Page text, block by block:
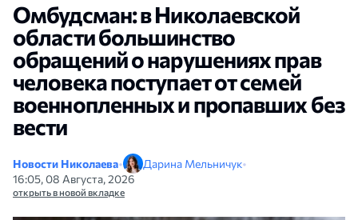
Омбудсман: в Николаевской
области большинство
обращений о нарушениях прав
человека поступает от семей
военнопленных и пропавших без
вести
Новости Николаева• Дарина Мельничук•
16:05, 08 Августа, 2026
открыть в новой вкладке